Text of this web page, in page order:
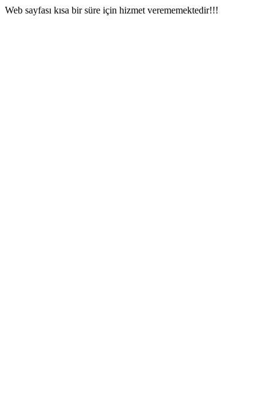
Web sayfası kısa bir süre için hizmet verememektedir!!!